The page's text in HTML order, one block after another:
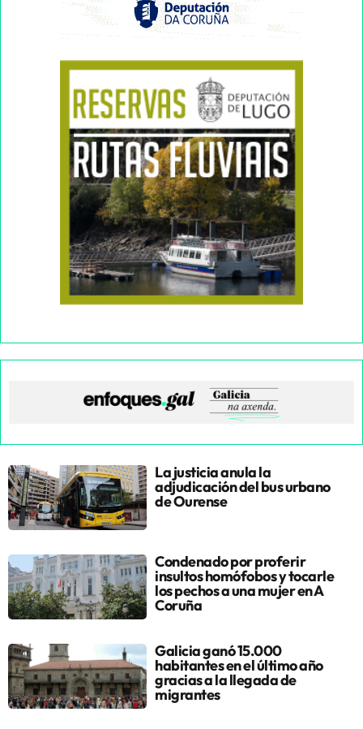
La justicia anula la
adjudicación del bus urbano
de Ourense
Condenado por proferir
insultos homófobos y tocarle
los pechos a una mujer en A
Coruña
Galicia ganó 15.000
habitantes en el último año
gracias a la llegada de
migrantes